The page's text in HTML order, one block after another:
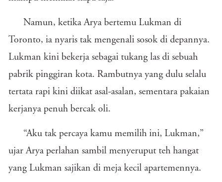
Namun, ketika Arya bertemu Lukman di
Toronto, ia nyaris tak mengenali sosok di depannya.
Lukman kini bekerja sebagai tukang las di sebuah
pabrik pinggiran kota. Rambutnya yang dulu selalu
tertata rapi kini diikat asal-asalan, sementara pakaian
kerjanya penuh bercak oli.
“Aku tak percaya kamu memilih ini, Lukman,”
ujar Arya perlahan sambil menyeruput teh hangat
yang Lukman sajikan di meja kecil apartemennya.